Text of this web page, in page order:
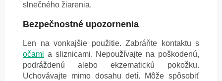
slnečného žiarenia.
Bezpečnostné upozornenia
Len na vonkajšie použitie. Zabráňte kontaktu s
očami a sliznicami. Nepoužívajte na poškodenú,
podráždenú alebo ekzematickú pokožku.
Uchovávajte mimo dosahu detí. Môže spôsobiť